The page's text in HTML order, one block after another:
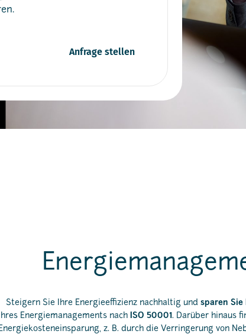
Anfrage stellen
Steigern Sie Ihre Energieeffizienz nachhaltig und sparen Sie
Energiemanagements nach ISO 50001. Darüber hinaus
z. B. durch die Verringerung von